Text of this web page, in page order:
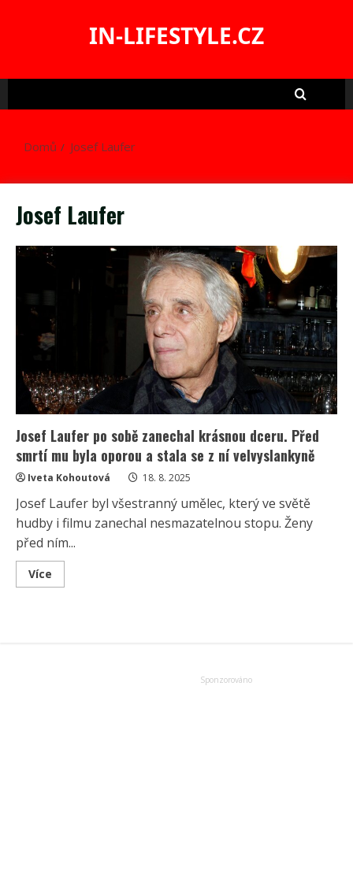
IN-LIFESTYLE.CZ
Domů Josef Laufer
Josef Laufer
Josef Laufer po sobě zanechal krásnou dceru. Před
smrtí mu byla oporou a stala se z ní velvyslankyně
Iveta Kohoutová 18. 8. 2025
Josef Laufer byl všestranný umělec, který ve světě
hudby i filmu zanechal nesmazatelnou stopu. Ženy
před ním...
Více
more